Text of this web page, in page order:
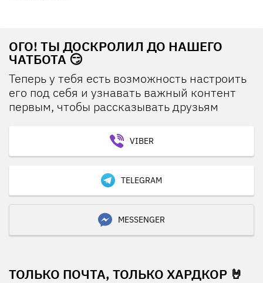
ОГО! ТЫ ДОСКРОЛИЛ ДО НАШЕГО
ЧАТБОТА 😏
Теперь у тебя есть возможность настроить
его под себя и узнавать важный контент
первым, чтобы рассказывать друзьям
VIBER
TELEGRAM
MESSENGER
ТОЛЬКО ПОЧТА, ТОЛЬКО ХАРДКОР 🤘